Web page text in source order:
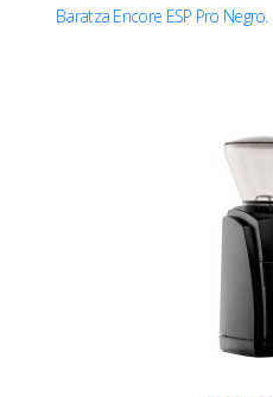
Baratza Encore ESP Pro Negro.